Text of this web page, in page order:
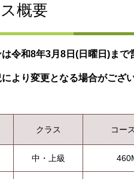
概要
令和8年3月8日(日曜日)まで
より変更となる場合がござ
クラス コー
中・上級